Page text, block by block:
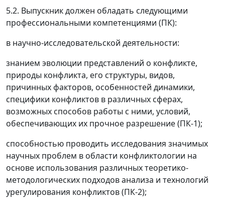
5.2. Выпускник должен обладать следующими
профессиональными компетенциями (ПК):
в научно-исследовательской деятельности:
знанием эволюции представлений о конфликте,
природы конфликта, его структуры, видов,
причинных факторов, особенностей динамики,
специфики конфликтов в различных сферах,
возможных способов работы с ними, условий,
обеспечивающих их прочное разрешение (ПК-1);
способностью проводить исследования значимых
научных проблем в области конфликтологии на
основе использования различных теоретико-
методологических подходов анализа и технологий
урегулирования конфликтов (ПК-2);